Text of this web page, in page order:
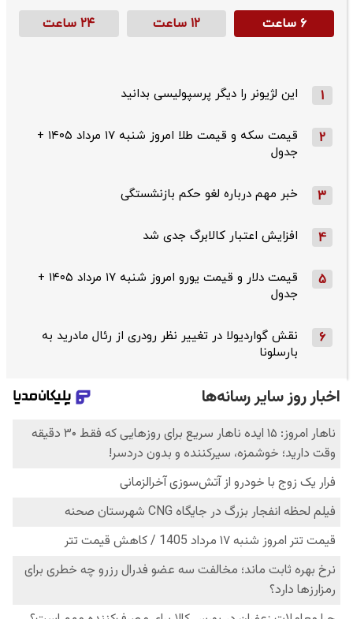
۶ ساعت ۱۲ ساعت ۲۴ ساعت
1 این لژیونر را دیگر پرسپولیسی بدانید
2
قیمت سکه و قیمت طلا امروز شنبه ۱۷ مرداد ۱۴۰۵ +
جدول
3 خبر مهم درباره لغو حکم بازنشستگی
4 افزایش اعتبار کالابرگ جدی شد
5
قیمت دلار و قیمت یورو امروز شنبه ۱۷ مرداد ۱۴۰۵ +
جدول
6
نقش گواردیولا در تغییر نظر رودری از رئال مادرید به
بارسلونا